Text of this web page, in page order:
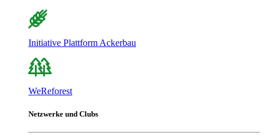
Initiative Plattform Ackerbau
WeReforest
Netzwerke und Clubs